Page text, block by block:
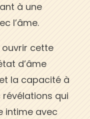
à une
l’âme.
ouvrir cette
d’âme
la capacité à
qui
intime avec